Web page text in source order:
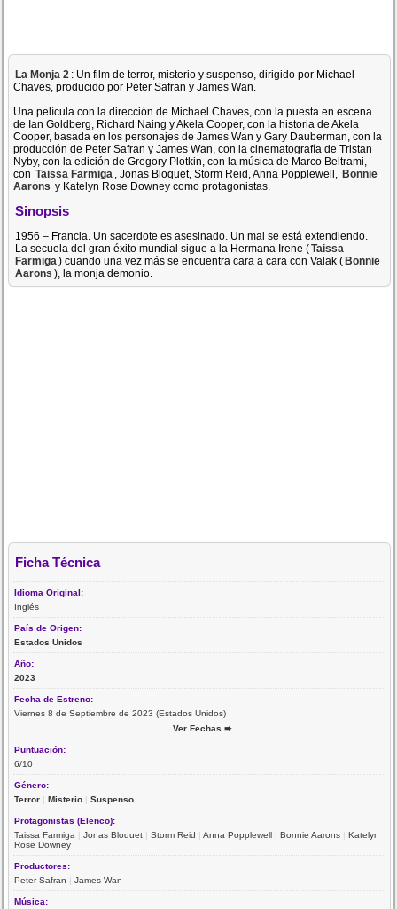
La Monja 2 : Un film de terror, misterio y suspenso, dirigido por Michael
Chaves, producido por Peter Safran y James Wan.
Una película con la dirección de Michael Chaves, con la puesta en escena
de Ian Goldberg, Richard Naing y Akela Cooper, con la historia de Akela
Cooper, basada en los personajes de James Wan y Gary Dauberman, con la
producción de Peter Safran y James Wan, con la cinematografía de Tristan
Nyby, con la edición de Gregory Plotkin, con la música de Marco Beltrami,
con Taissa Farmiga , Jonas Bloquet, Storm Reid, Anna Popplewell, Bonnie
Aarons y Katelyn Rose Downey como protagonistas.
Sinopsis
1956 – Francia. Un sacerdote es asesinado. Un mal se está extendiendo.
La secuela del gran éxito mundial sigue a la Hermana Irene (Taissa
Farmiga) cuando una vez más se encuentra cara a cara con Valak (Bonnie
Aarons ), la monja demonio.
Ficha Técnica
Idioma Original:
Inglés
País de Origen:
Estados Unidos
Año:
2023
Fecha de Estreno:
Viernes 8 de Septiembre de 2023 (Estados Unidos)
Ver Fechas ➨
Puntuación:
6/10
Género:
Terror |Misterio |Suspenso
Protagonistas (Elenco):
Taissa Farmiga |Jonas Bloquet |Storm Reid |Anna Popplewell |Bonnie Aarons |Katelyn
Rose Downey
Productores:
Peter Safran |James Wan
Música: